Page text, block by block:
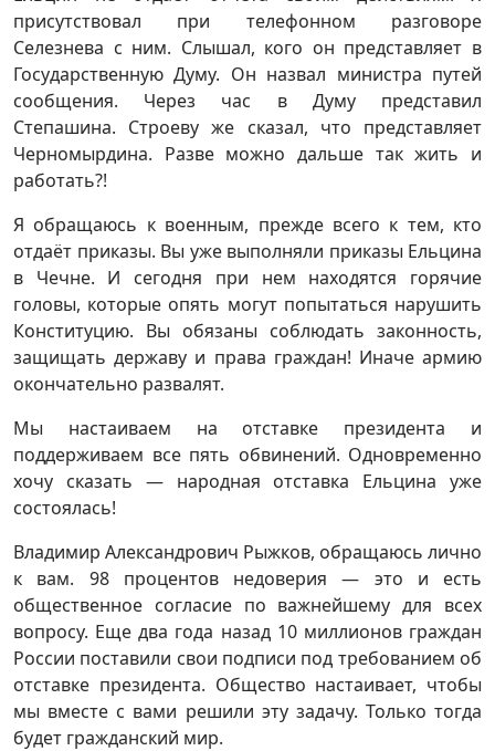
присутствовал при телефонном разговоре
Селезнева с ним. Слышал, кого он представляет в
Государственную Думу. Он назвал министра путей
сообщения. Через час в Думу представил
Степашина. Строеву же сказал, что представляет
Черномырдина. Разве можно дальше так жить и
работать?!
Я обращаюсь к военным, прежде всего к тем, кто
отдаёт приказы. Вы уже выполняли приказы Ельцина
в Чечне. И сегодня при нем находятся горячие
головы, которые опять могут попытаться нарушить
Конституцию. Вы обязаны соблюдать законность,
защищать державу и права граждан! Иначе армию
окончательно развалят.
Мы настаиваем на отставке президента и
поддерживаем все пять обвинений. Одновременно
хочу сказать — народная отставка Ельцина уже
состоялась!
Владимир Александрович Рыжков, обращаюсь лично
к вам. 98 процентов недоверия — это и есть
общественное согласие по важнейшему для всех
вопросу. Еще два года назад 10 миллионов граждан
России поставили свои подписи под требованием об
отставке президента. Общество настаивает, чтобы
мы вместе с вами решили эту задачу. Только тогда
будет гражданский мир.